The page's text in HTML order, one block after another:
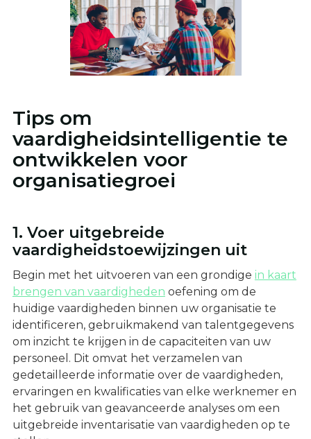
Tips om
vaardigheidsintelligentie te
ontwikkelen voor
organisatiegroei
1. Voer uitgebreide
vaardigheidstoewijzingen uit
Begin met het uitvoeren van een grondige in kaart
brengen van vaardigheden oefening om de
huidige vaardigheden binnen uw organisatie te
identificeren, gebruikmakend van talentgegevens
om inzicht te krijgen in de capaciteiten van uw
personeel. Dit omvat het verzamelen van
gedetailleerde informatie over de vaardigheden,
ervaringen en kwalificaties van elke werknemer en
het gebruik van geavanceerde analyses om een
uitgebreide inventarisatie van vaardigheden op te